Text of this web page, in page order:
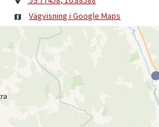
Vägvisning i Google Maps